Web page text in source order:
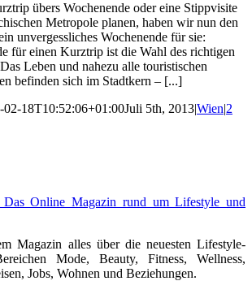
übers Wochenende oder eine Stippvisite
Metropole planen, haben wir nun den
unvergessliches Wochenende für sie:
für einen Kurztrip ist die Wahl des richtigen
Leben und nahezu alle touristischen
befinden sich im Stadtkern – [...]
02-18T10:52:06+01:00Juli 5th, 2013|Wien|2
Das Online Magazin rund um Lifestyle und
Magazin alles über die neuesten Lifestyle-
Mode, Beauty, Fitness, Wellness,
Jobs, Wohnen und Beziehungen.